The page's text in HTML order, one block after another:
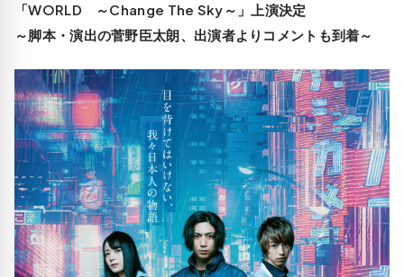
「WORLD ～Change The Sky～」上演決定
～脚本・演出の菅野臣太朗、出演者よりコメントも到着～